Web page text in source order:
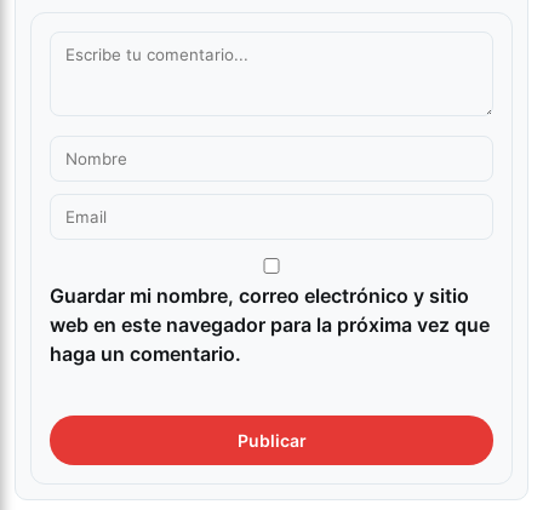
Guardar mi nombre, correo electrónico y sitio
web en este navegador para la próxima vez que
haga un comentario.